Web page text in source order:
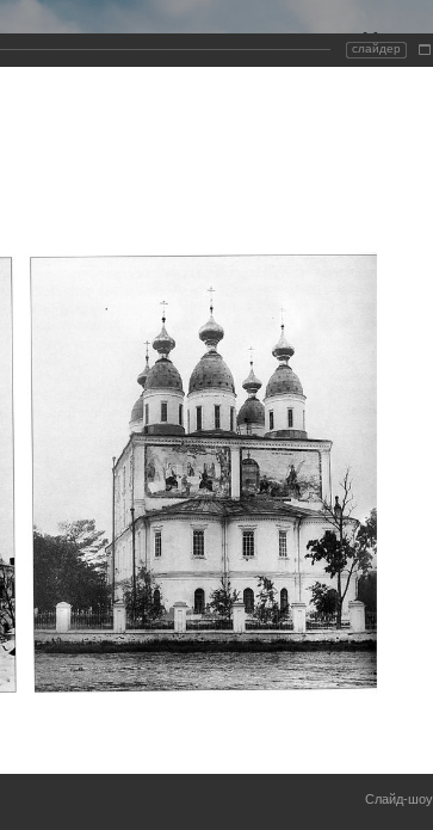
Виртуальный
Новомучеников и
Земли
Сайт создан по благословлению
Галерея Вопрос-ответ
Архангельска Свято-Троицкий собор
собор
что Архангельск в большей мере, чем другие
систематических разрушений, в результате
Больше всего по старому Архангельску
набравшая особую силу в конце 20 –х годов.
архангельской губернии - ансамбля
слайдер
Слайд-